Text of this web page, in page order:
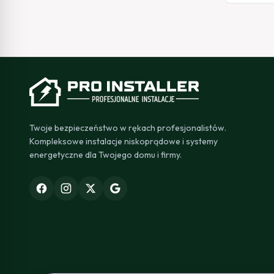
Twoje bezpieczeństwo w rękach profesjonalistów.
Kompleksowe instalacje niskoprądowe i systemy
energetyczne dla Twojego domu i firmy.